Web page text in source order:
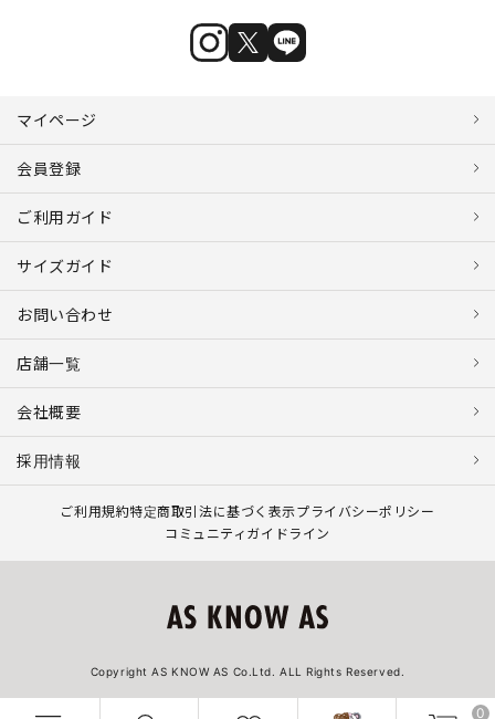
0
マイページ
会員登録
ご利用ガイド
サイズガイド
お問い合わせ
店舗一覧
会社概要
採用情報
ご利用規約特定商取引法に基づく表示プライバシーポリシー
コミュニティガイドライン
Copyright AS KNOW AS Co.Ltd. ALL Rights Reserved.